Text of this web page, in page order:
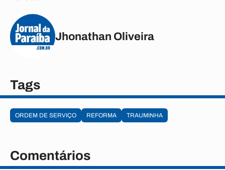
Jhonathan Oliveira
Tags
ORDEM DE SERVIÇO REFORMA TRAUMINHA
Comentários